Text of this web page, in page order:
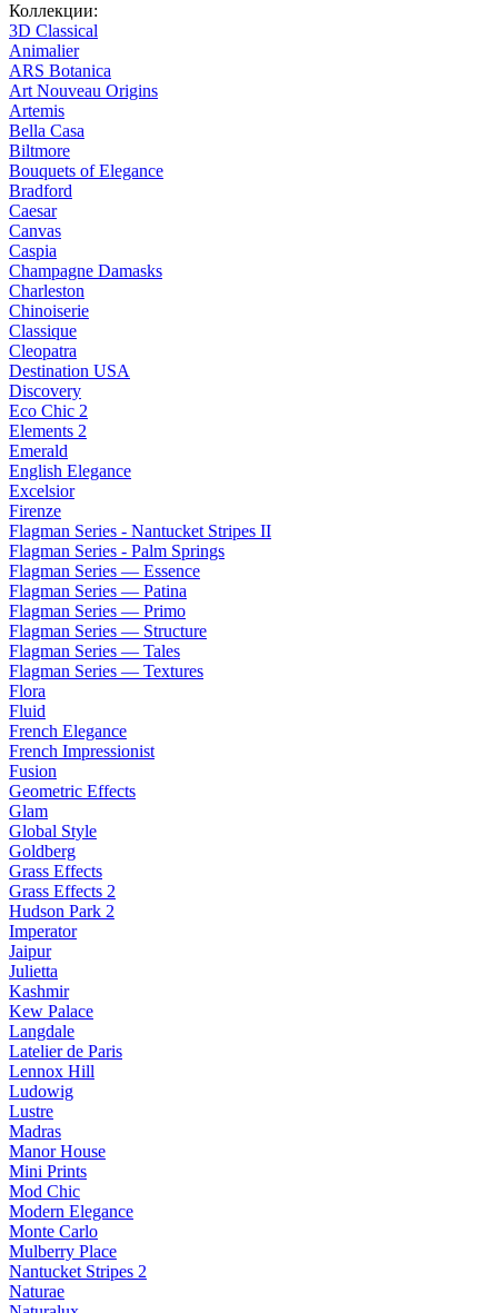
Коллекции:
3D Classical
Animalier
ARS Botanica
Art Nouveau Origins
Artemis
Bella Casa
Biltmore
Bouquets of Elegance
Bradford
Caesar
Canvas
Caspia
Champagne Damasks
Charleston
Chinoiserie
Classique
Cleopatra
Destination USA
Discovery
Eco Chic 2
Elements 2
Emerald
English Elegance
Excelsior
Firenze
Flagman Series - Nantucket Stripes II
Flagman Series - Palm Springs
Flagman Series — Essence
Flagman Series — Patina
Flagman Series — Primo
Flagman Series — Structure
Flagman Series — Tales
Flagman Series — Textures
Flora
Fluid
French Elegance
French Impressionist
Fusion
Geometric Effects
Glam
Global Style
Goldberg
Grass Effects
Grass Effects 2
Hudson Park 2
Imperator
Jaipur
Julietta
Kashmir
Kew Palace
Langdale
Latelier de Paris
Lennox Hill
Ludowig
Lustre
Madras
Manor House
Mini Prints
Mod Chic
Modern Elegance
Monte Carlo
Mulberry Place
Nantucket Stripes 2
Naturae